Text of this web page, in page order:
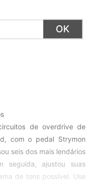
de overdrive de
com o pedal Strymon
seis dos mais lendários
seguida, ajustou suas
de tons possível. Use